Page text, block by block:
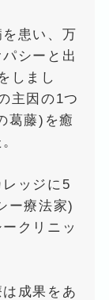
患い、万
シーと出
しまし
主因の1つ
葛藤)を癒
ッジに5
ー療法家)
クリニッ
成果をあ